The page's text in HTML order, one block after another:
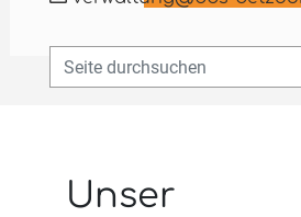
Unser